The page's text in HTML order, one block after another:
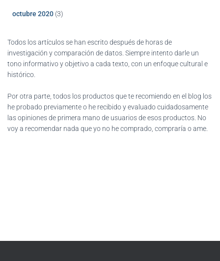
octubre 2020 (3)
Todos los artículos se han escrito después de horas de
investigación y comparación de datos. Siempre intento darle un
tono informativo y objetivo a cada texto, con un enfoque cultural e
histórico.
Por otra parte, todos los productos que te recomiendo en el blog los
he probado previamente o he recibido y evaluado cuidadosamente
las opiniones de primera mano de usuarios de esos productos. No
voy a recomendar nada que yo no he comprado, compraría o ame.